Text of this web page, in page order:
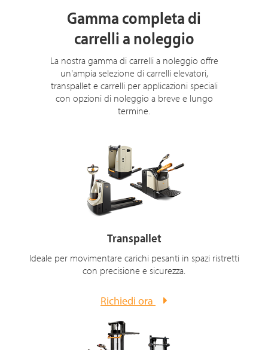
Gamma completa di
carrelli a noleggio
La nostra gamma di carrelli a noleggio offre
un'ampia selezione di carrelli elevatori,
transpallet e carrelli per applicazioni speciali
con opzioni di noleggio a breve e lungo
termine.
Transpallet
Ideale per movimentare carichi pesanti in spazi ristretti
con precisione e sicurezza.
Richiedi ora